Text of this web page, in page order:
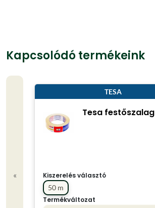
Kapcsolódó termékeink
«
TESA
Tesa festőszalag
Kiszerelés választó
50 m
Termékváltozat